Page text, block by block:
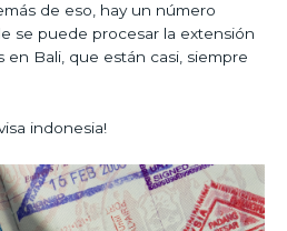
de eso, hay un número
se puede procesar la extensión
en Bali, que están casi, siempre
indonesia!